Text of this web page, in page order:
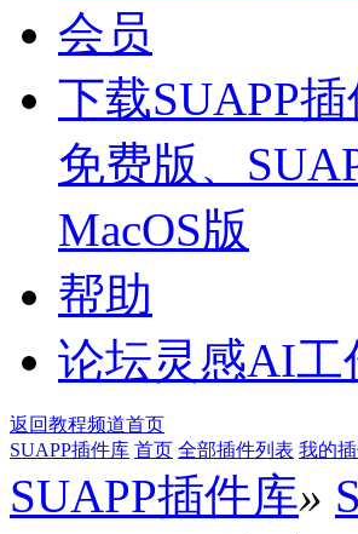
会员
下载SUAPP
免费版、
MacOS版
帮助
论坛灵感AI工
返回教程频道首页
SUAPP插件库 首页 全部插件列表 我的
SUAPP插件库»